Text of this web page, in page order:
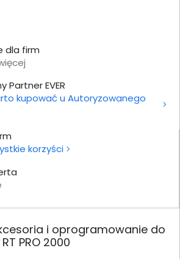
korzyści
dla firm
Partner EVER
kupować u Autoryzowanego
i oprogramowanie do
RT PRO 2000